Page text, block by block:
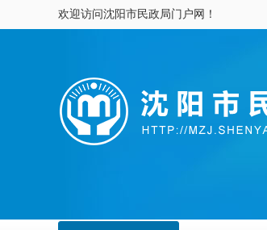
欢迎访问沈阳市民政局门户网！